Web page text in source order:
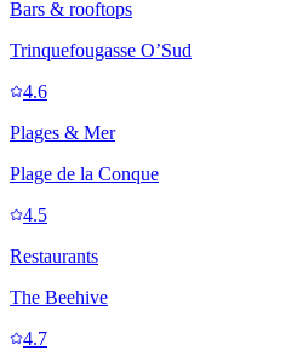
Bars & rooftops
Trinquefougasse O’Sud
4.6
Plages & Mer
Plage de la Conque
4.5
Restaurants
The Beehive
4.7